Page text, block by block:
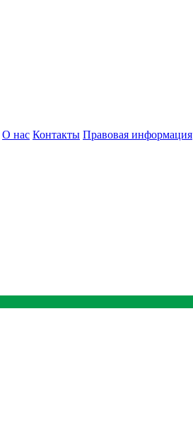
О нас Контакты Правовая информация